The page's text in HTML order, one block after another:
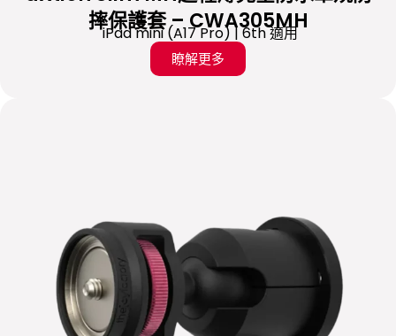
摔保護套 – CWA305MH
iPad mini (A17 Pro) | 6th 適用
瞭解更多